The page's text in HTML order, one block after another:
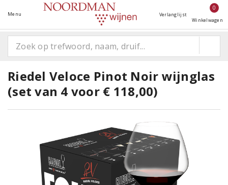
Menu Verlanglijst
0
Winkelwagen
Riedel Veloce Pinot Noir wijnglas
(set van 4 voor € 118,00)